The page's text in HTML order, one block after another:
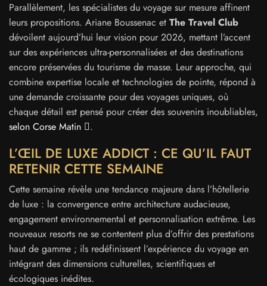
Parallèlement, les spécialistes du voyage sur mesure affinent
leurs propositions. Ariane Boussenac et The Travel Club
dévoilent aujourd’hui leur vision pour 2026, mettant l’accent
sur des expériences ultra-personnalisées et des destinations
encore préservées du tourisme de masse. Leur approche, qui
combine expertise locale et technologies de pointe, répond à
une demande croissante pour des voyages uniques, où
chaque détail est pensé pour créer des souvenirs inoubliables,
selon Corse Matin
.
L’ŒIL DE LUXE ADDICT : CE QU’IL FAUT
RETENIR CETTE SEMAINE
Cette semaine révèle une tendance majeure dans l’hôtellerie
de luxe : la convergence entre architecture audacieuse,
engagement environnemental et personnalisation extrême. Les
nouveaux resorts ne se contentent plus d’offrir des prestations
haut de gamme ; ils redéfinissent l’expérience du voyage en
intégrant des dimensions culturelles, scientifiques et
écologiques inédites.